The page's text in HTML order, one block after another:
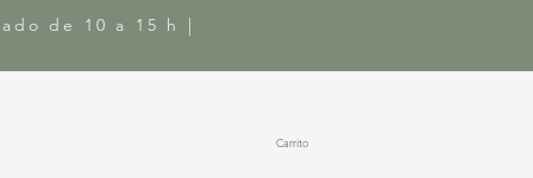
de 10 a 15 h |
Carrito